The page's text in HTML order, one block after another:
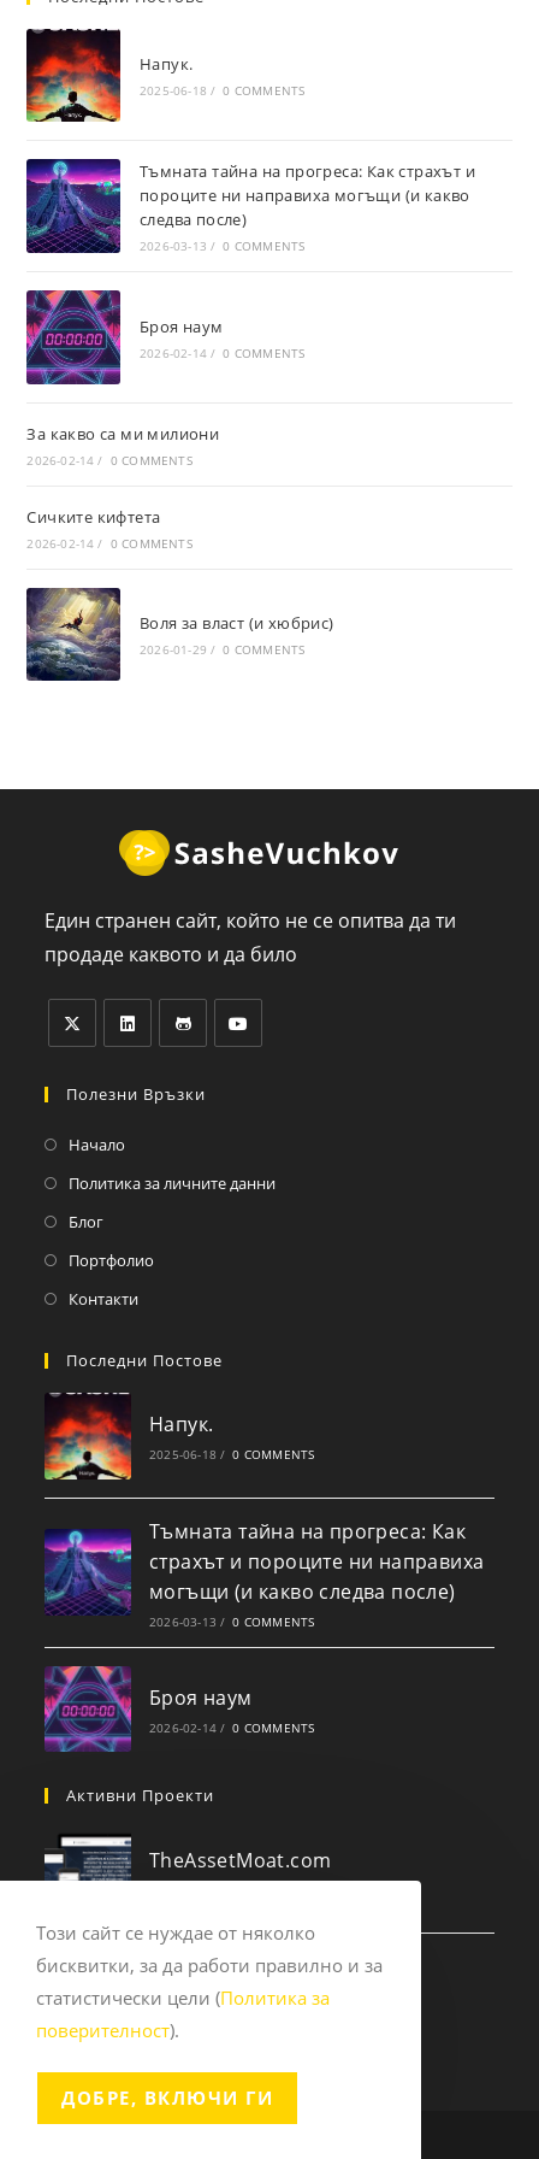
Напук.
2025-06-18 / 0 COMMENTS
Тъмната тайна на прогреса: Как страхът и
пороците ни направиха могъщи (и какво
следва после)
2026-03-13 / 0 COMMENTS
Броя наум
2026-02-14 / 0 COMMENTS
За какво са ми милиони
2026-02-14 / 0 COMMENTS
Сичките кифтета
2026-02-14 / 0 COMMENTS
Воля за власт (и хюбрис)
2026-01-29 / 0 COMMENTS
Един странен сайт, който не се опитва да ти
продаде каквото и да било
Полезни Връзки
Начало
Политика за личните данни
Блог
Портфолио
Контакти
Последни Постове
Напук.
2025-06-18 / 0 COMMENTS
Тъмната тайна на прогреса: Как
страхът и пороците ни направиха
могъщи (и какво следва после)
2026-03-13 / 0 COMMENTS
Броя наум
2026-02-14 / 0 COMMENTS
Активни Проекти
TheAssetMoat.com
Experts.pub
2023-12-10
Този сайт се нуждае от няколко
бисквитки, за да работи правилно и за
статистически цели (Политика за
поверителност).
ДОБРЕ, ВКЛЮЧИ ГИ